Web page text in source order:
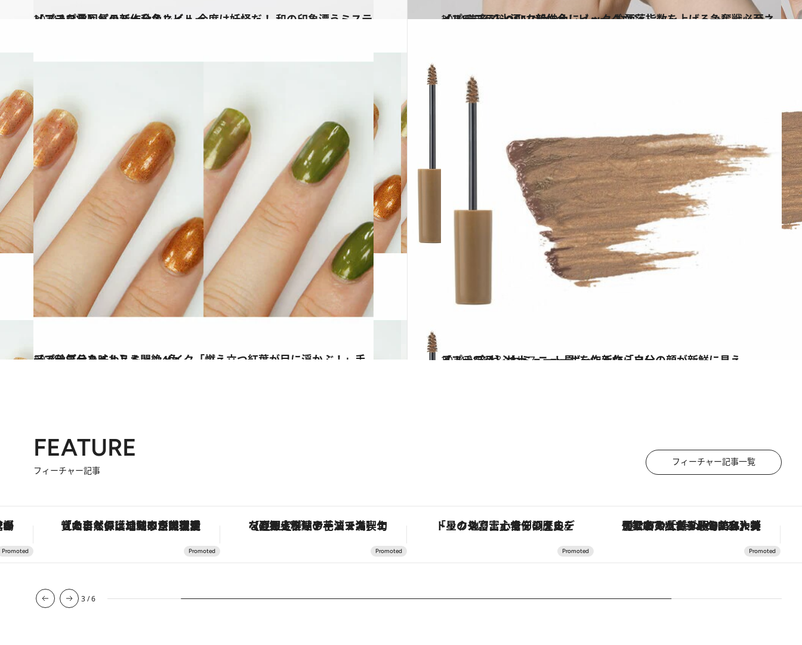
2024.10.26
【プチプラ】パラドゥ秋冬ネイル 今度は妖怪だ！ 和の印象漂うミステリアスな雰囲気の新作全色レビュー
ビューティ＆ヘルス 2024.10.4
【プチプラ】OSAJI新作全レビュー お洒落指数を上げる争奪戦必至ネイル“まるで氷河”な絶妙色にノックダウン
ビューティ＆ヘルス
2024.10.4
【プチプラネイル】キャンメイク「燃え立つ紅葉が目に浮かぶ！」手元で秋気分を味わえる悶絶4色
ビューティ＆ヘルス 2024.10.8
【プチプラ】サナ ニューボーン新作「自分の顔が新鮮に見える！」“ふわふわミュート眉”を作るならコレ
ビューティ＆ヘルス
FEATURE
フィーチャー記事
フィーチャー記事一覧
」。旅愛好家のお気に入りコレクションから、ジェンダーレスな新作が登場 「大事なのは地域の意識を変えること」。ロレックス賞受賞の自然保護活動家が実現させたナイジェリアの自然環境の復活 【夏限定ディナーコース】旬を迎える稚鮎や花ズッキーニなどをイタリア・トスカーナの郷土料理の手法で満喫！ 「星のや富士」でデジタルデトックス。冨士信仰の歴史を辿り、心身を調える。 【銀座で出合う最旬美容】美髪ケアや上質な眠り…セルフケアのアップデートから、特別な名入れギフトまで。大人のための「ReFa GINZA」クルーズ
3/6